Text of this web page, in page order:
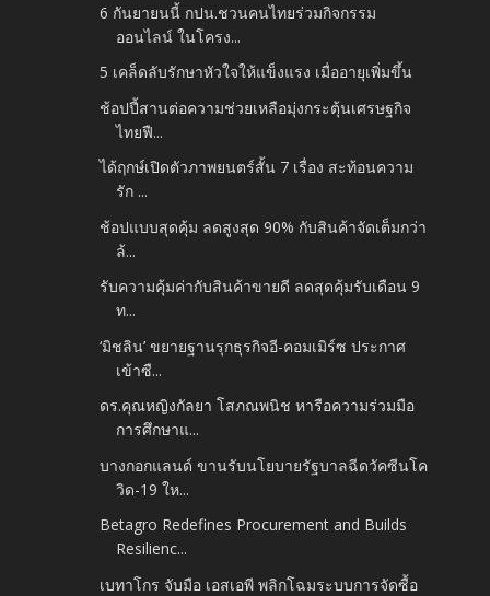
6 กันยายนนี้ กปน.ชวนคนไทยร่วมกิจกรรม
ออนไลน์ ในโครง...
5 เคล็ดลับรักษาหัวใจให้แข็งแรง เมื่ออายุเพิ่มขึ้น
ช้อปปี้สานต่อความช่วยเหลือมุ่งกระตุ้นเศรษฐกิจ
ไทยฟื...
ได้ฤกษ์เปิดตัวภาพยนตร์สั้น 7 เรื่อง สะท้อนความ
รัก ...
ช้อปแบบสุดคุ้ม ลดสูงสุด 90% กับสินค้าจัดเต็มกว่า
ล้...
รับความคุ้มค่ากับสินค้าขายดี ลดสุดคุ้มรับเดือน 9
ท...
‘มิชลิน’ ขยายฐานรุกธุรกิจอี-คอมเมิร์ซ ประกาศ
เข้าซื...
ดร.คุณหญิงกัลยา โสภณพนิช หารือความร่วมมือ
การศึกษาแ...
บางกอกแลนด์ ขานรับนโยบายรัฐบาลฉีดวัคซีนโค
วิด-19 ให...
Betagro Redefines Procurement and Builds
Resilienc...
เบทาโกร จับมือ เอสเอพี พลิกโฉมระบบการจัดซื้อ